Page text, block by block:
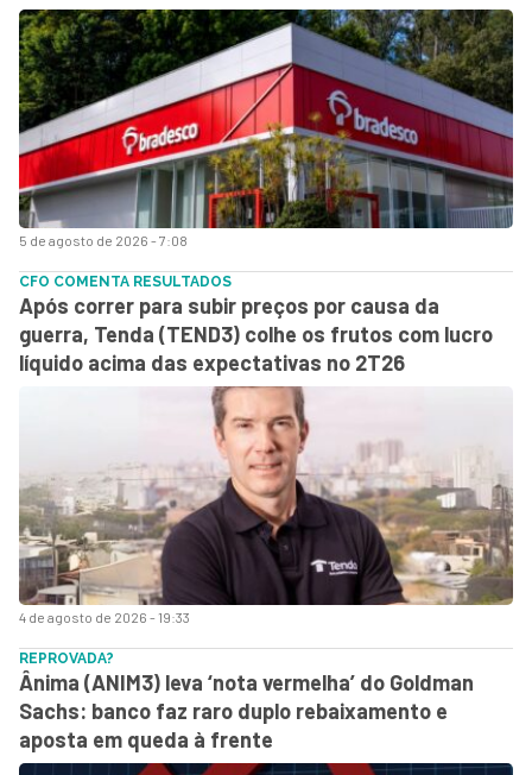
5 de agosto de 2026 - 7:08
4 de agosto de 2026 - 19:33
CFO COMENTA RESULTADOS
Após correr para subir preços por causa da
guerra, Tenda (TEND3) colhe os frutos com lucro
líquido acima das expectativas no 2T26
REPROVADA?
Ânima (ANIM3) leva ‘nota vermelha’ do Goldman
Sachs: banco faz raro duplo rebaixamento e
aposta em queda à frente